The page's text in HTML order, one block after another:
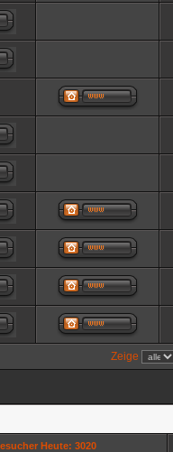
Zeige
Heute: 3020